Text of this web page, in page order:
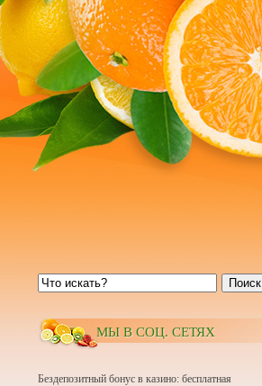
Поиск
МЫ В СОЦ. СЕТЯХ
Бездепозитный бонус в казино: бесплатная